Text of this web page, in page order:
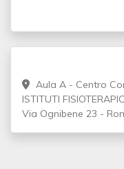
Aula A - Centro
ISTITUTI
Via Ognibene 23 -